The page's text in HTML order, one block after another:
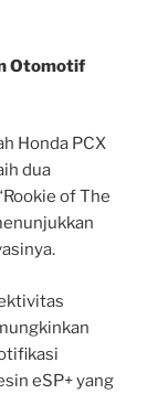
Otomotif
Honda PCX
dua
of The
eSP+ yang